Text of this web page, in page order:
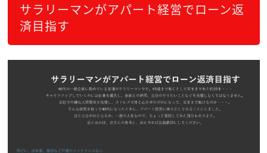
サラリーマンがアパート経営でローン返
済目指す